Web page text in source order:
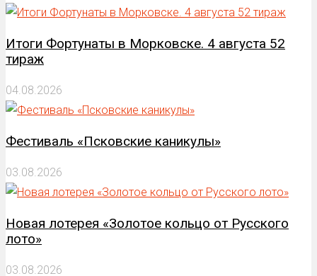
Итоги Фортунаты в Морковске. 4 августа 52
тираж
04.08.2026
Фестиваль «Псковские каникулы»
03.08.2026
Новая лотерея «Золотое кольцо от Русского
лото»
03.08.2026